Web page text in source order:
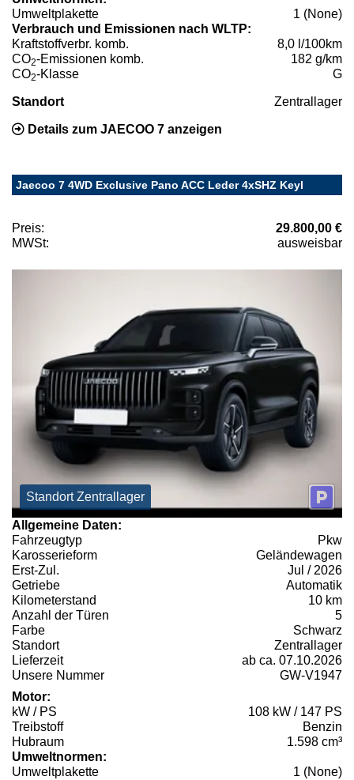
Umweltplakette
1 (None)
Verbrauch und Emissionen nach WLTP:
Kraftstoffverbr. komb.
8,0 l/100km
CO2-Emissionen komb.
182 g/km
CO2-Klasse G
Standort Zentrallager
Details zum JAECOO 7 anzeigen
Jaecoo 7 4WD Exclusive Pano ACC Leder 4xSHZ Keyl
Preis:
29.800,00 €
MWSt:
ausweisbar
Standort Zentrallager
Allgemeine Daten:
Fahrzeugtyp
Pkw
Karosserieform
Geländewagen
Erst-Zul.
Jul / 2026
Getriebe
Automatik
Kilometerstand
10 km
Anzahl der Türen
5
Farbe
Schwarz
Standort
Zentrallager
Lieferzeit
ab ca. 07.10.2026
Unsere Nummer
GW-V1947
Motor:
kW / PS
108 kW / 147 PS
Treibstoff
Benzin
Hubraum
1.598 cm³
Umweltnormen:
Umweltplakette
1 (None)